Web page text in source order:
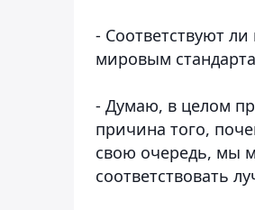
- Соответствуют
мировым
- Думаю, в целом
причина того,
свою очередь, мы
соответствовать